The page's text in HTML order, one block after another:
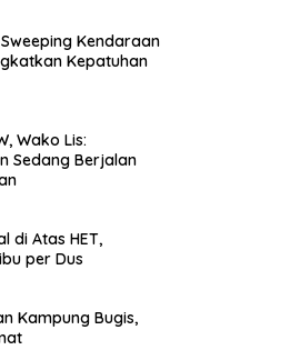
Kendaraan
Kepatuhan
Wako Lis:
Sedang Berjalan
di Atas HET,
per Dus
Kampung Bugis,